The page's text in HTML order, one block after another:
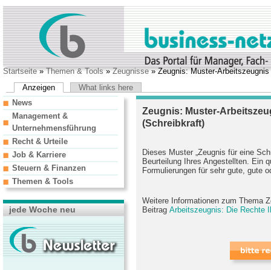
Startseite»Themen & Tools»Zeugnisse» Zeugnis: Muster-
Anzeigen
What links here
Zeugnis: Muster-
(Schreibkraft)
Dieses Muster „Zeugnis für eine
Beurteilung Ihres Angestellten. Ein
Formulierungen für sehr gute, gute
Weitere Informationen zum Thema
Beitrag Arbeitszeugnis: Die Rechte
News
Management &
Unternehmensführung
Recht & Urteile
Job & Karriere
Steuern & Finanzen
Themen & Tools
jede Woche neu